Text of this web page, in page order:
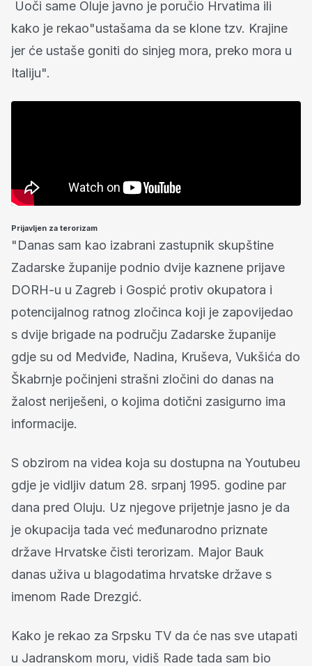
Uoči same Oluje javno je poručio Hrvatima ili
kako je rekao"ustašama da se klone tzv. Krajine
jer će ustaše goniti do sinjeg mora, preko mora u
Italiju".
Prijavljen za terorizam
"Danas sam kao izabrani zastupnik skupštine
Zadarske županije podnio dvije kaznene prijave
DORH-u u Zagreb i Gospić protiv okupatora i
potencijalnog ratnog zločinca koji je zapovijedao
s dvije brigade na području Zadarske županije
gdje su od Medviđe, Nadina, Kruševa, Vukšića do
Škabrnje počinjeni strašni zločini do danas na
žalost neriješeni, o kojima dotični zasigurno ima
informacije.
S obzirom na videa koja su dostupna na Youtubeu
gdje je vidljiv datum 28. srpanj 1995. godine par
dana pred Oluju. Uz njegove prijetnje jasno je da
je okupacija tada već međunarodno priznate
države Hrvatske čisti terorizam. Major Bauk
danas uživa u blagodatima hrvatske države s
imenom Rade Drezgić.
Kako je rekao za Srpsku TV da će nas sve utapati
u Jadranskom moru, vidiš Rade tada sam bio